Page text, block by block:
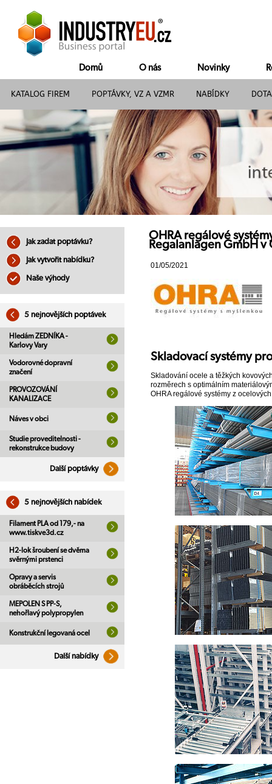
Domů O nás Novinky
KATALOG FIREM POPTÁVKY, VZ A VZMR NABÍDKY
Jak zadat poptávku?
Jak vytvořit nabídku?
Naše výhody
5 nejnovějších poptávek
Hledám ZEDNÍKA -
Karlovy Vary
Vodorovné dopravní
značení
PROVOZOVÁNÍ
KANALIZACE
Náves v obci
Studie proveditelnosti -
rekonstrukce budovy
Další poptávky
5 nejnovějších nabídek
Filament PLA od 179,- na
www.tiskve3d.cz
H2-lok šroubení se dvěma
svěrnými prstenci
Opravy a servis
obráběcích strojů
MEPOLEN S PP-S,
nehořlavý polypropylen
Konstrukční legovaná ocel
Další nabídky
OHRA regálové
Regalanlagen GmbH v
01/05/2021
Skladovací systémy
Skladování ocele a těžkých
rozměrech s optimálním
OHRA regálové systémy z